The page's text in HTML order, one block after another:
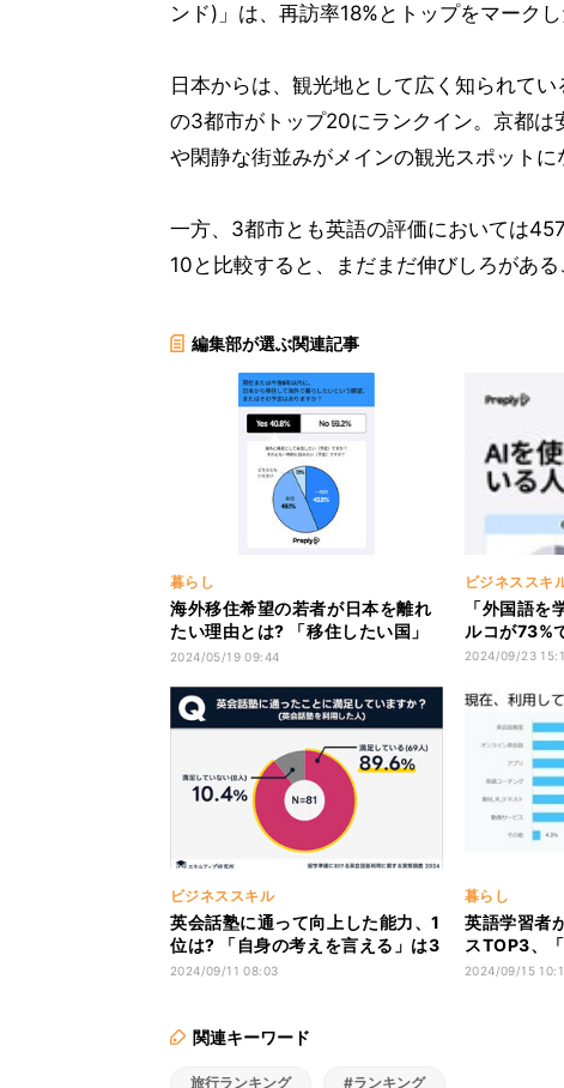
ンド)」は、再訪率18%とトップをマークし
日本からは、観光地として広く知られて
の3都市がトップ20にランクイン。京都
や閑静な街並みがメインの観光スポットに
一方、3都市とも英語の評価においては
10と比較すると、まだまだ伸びしろがある
編集部が選ぶ関連記事
暮らし
海外移住希望の若者が日本を離れ
たい理由とは? 「移住したい国」
TOP10も判明
2024/05/19 09:44
ビジネススキ
「外国語を
ルコが73%
2024/09/23
ビジネススキル
英会話塾に通って向上した能力、1
位は? 「自身の考えを言える」は3
位
2024/09/11 08:03
暮らし
英語学習者
スTOP3、
「アプリ」
2024/09/15
関連キーワード
旅行ランキング #ランキング